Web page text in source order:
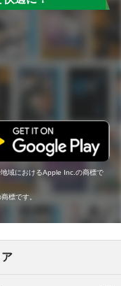
域におけるApple Inc.の商標で
標です。